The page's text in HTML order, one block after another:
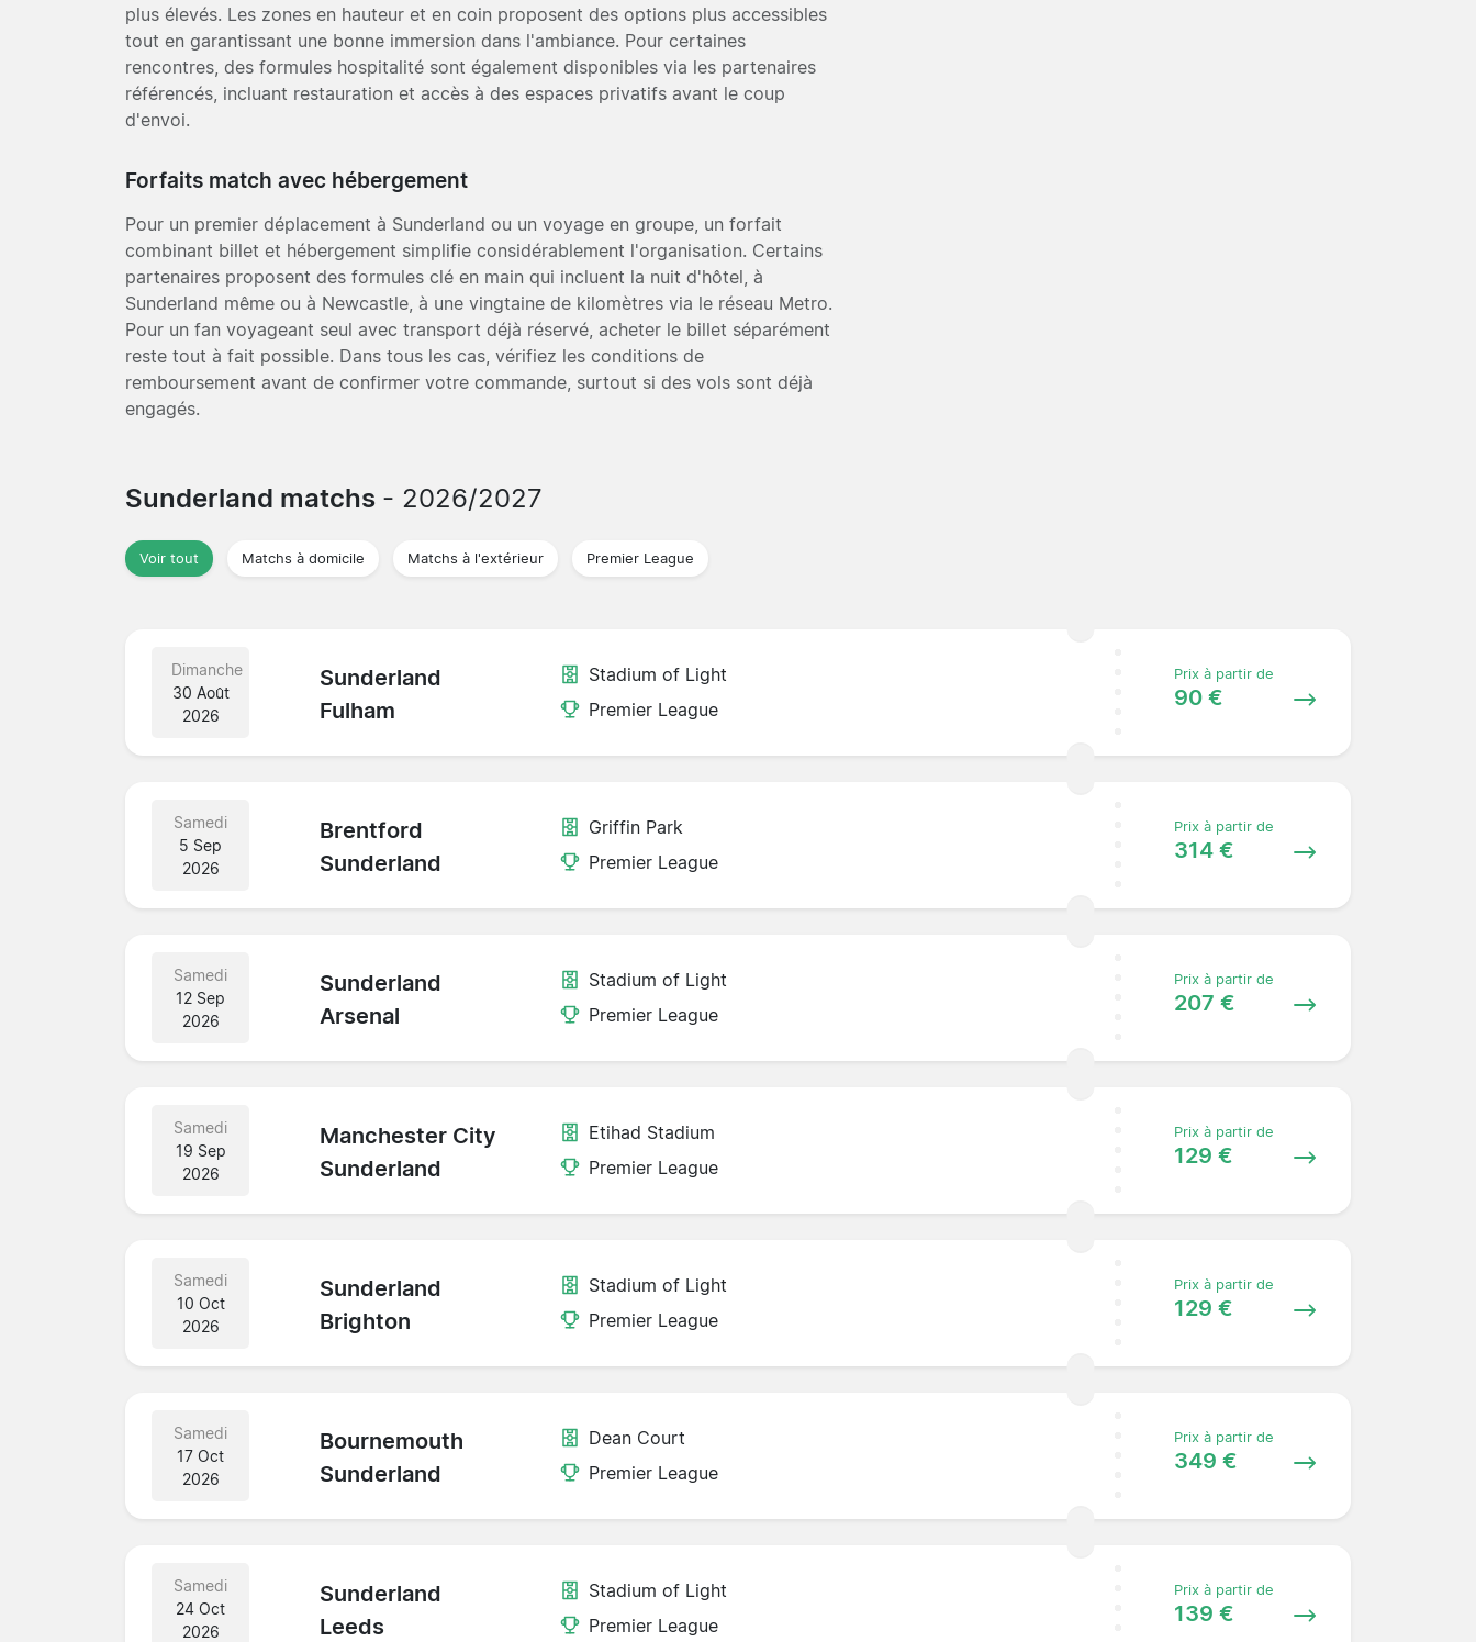
plus élevés. Les zones en hauteur et en coin proposent des options plus accessibles
tout en garantissant une bonne immersion dans l'ambiance. Pour certaines
rencontres, des formules hospitalité sont également disponibles via les partenaires
référencés, incluant restauration et accès à des espaces privatifs avant le coup
d'envoi.
Forfaits match avec hébergement
Pour un premier déplacement à Sunderland ou un voyage en groupe, un forfait
combinant billet et hébergement simplifie considérablement l'organisation. Certains
partenaires proposent des formules clé en main qui incluent la nuit d'hôtel, à
Sunderland même ou à Newcastle, à une vingtaine de kilomètres via le réseau Metro.
Pour un fan voyageant seul avec transport déjà réservé, acheter le billet séparément
reste tout à fait possible. Dans tous les cas, vérifiez les conditions de
remboursement avant de confirmer votre commande, surtout si des vols sont déjà
engagés.
Sunderland matchs - 2026/2027
Voir tout Matchs à domicile Matchs à l'extérieur Premier League
Dimanche
30 Août
2026
Sunderland
Fulham
Stadium of Light
Premier League
Prix à partir de
90 €
Samedi
5 Sep
2026
Brentford
Sunderland
Griffin Park
Premier League
Prix à partir de
314 €
Samedi
12 Sep
2026
Sunderland
Arsenal
Stadium of Light
Premier League
Prix à partir de
207 €
Samedi
19 Sep
2026
Manchester City
Sunderland
Etihad Stadium
Premier League
Prix à partir de
129 €
Samedi
10 Oct
2026
Sunderland
Brighton
Stadium of Light
Premier League
Prix à partir de
129 €
Samedi
17 Oct
2026
Bournemouth
Sunderland
Dean Court
Premier League
Prix à partir de
349 €
Samedi
24 Oct
2026
Sunderland
Leeds
Stadium of Light
Premier League
Prix à partir de
139 €